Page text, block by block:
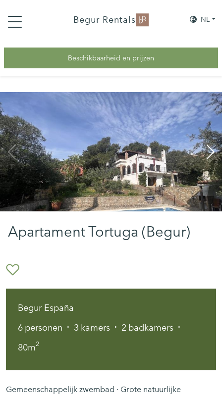
Begur Rentals NL
Beschikbaarheid en prijzen
Apartament Tortuga (Begur)
Begur España
6 personen · 3 kamers · 2 badkamers ·
80m2
Gemeenschappelijk zwembad · Grote natuurlijke